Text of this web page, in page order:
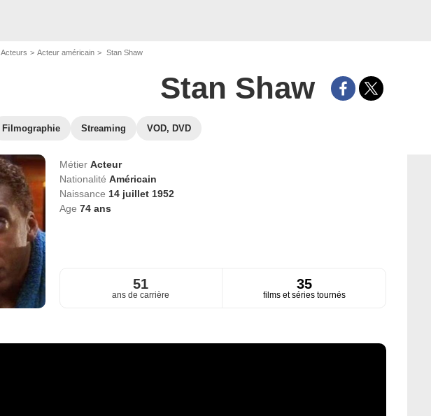
Acteurs Acteur américain Stan Shaw
Stan Shaw
Filmographie Streaming VOD, DVD
Métier Acteur
Nationalité Américain
Naissance 14 juillet 1952
Age 74ans
51
ans de carrière
35
films et séries tournés